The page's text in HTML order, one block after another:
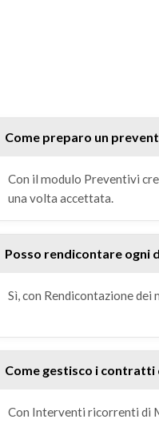
Come preparo un
Con il modulo Preventivi
una volta accettata.
Posso rendicontare ogni
Sì, con Rendicontazione
Come gestisco i
Con Interventi ricorrenti di